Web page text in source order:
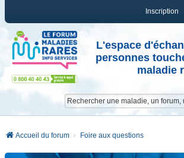
Inscription
L'espace
personnes
maladie
Accueil du forum Foire aux questions